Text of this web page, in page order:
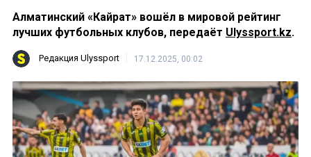
Алматинский «Кайрат» вошёл в мировой рейтинг
лучших футбольных клубов, передаёт Ulyssport.kz.
Редакция Ulyssport 17.12.2025, 00:02